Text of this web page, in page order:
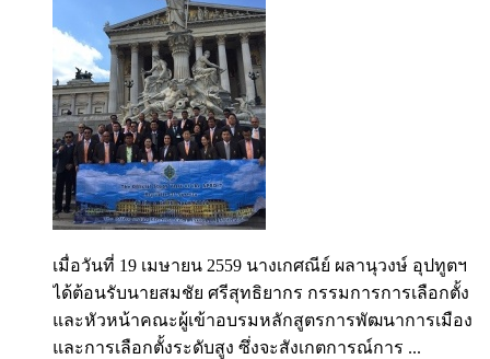
เมื่อวันที่ 19 เมษายน 2559 นางเกศณีย์ ผลานุวงษ์ อุปทูตฯ
ได้ต้อนรับนายสมชัย ศรีสุทธิยากร กรรมการการเลือกตั้ง
และหัวหน้าคณะผู้เข้าอบรมหลักสูตรการพัฒนาการเมือง
และการเลือกตั้งระดับสูง ซึ่งจะสังเกตการณ์การ ...